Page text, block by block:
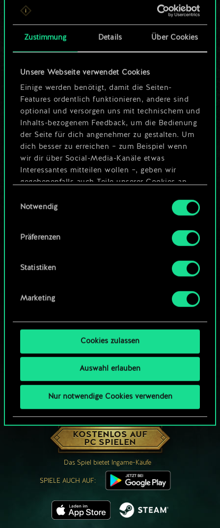
Zustimmung Details Über Cookies
Unsere Webseite verwendet Cookies
Einige werden benötigt, damit die Seiten-
Features ordentlich funktionieren, andere sind
optional und versorgen uns mit technischem und
Inhalts-bezogenem Feedback, um die Bedienung
der Seite für dich angenehmer zu gestalten. Um
dich besser zu erreichen – zum Beispiel wenn
wir dir über Social-Media-Kanäle etwas
Interessantes mitteilen wollen –, geben wir
gegebenenfalls auch Teile unserer Cookies an
Cookies erfordert allerdings deine Zustimmung.
Alle Details zu unserer Nutzung von Cookies
findest du unten im Menü „Einstellungen“, wo
um das Thema Cookies ändern kannst.
Notwendig
Präferenzen
Statistiken
Marketing
Cookies zulassen
Auswahl erlauben
Nur notwendige Cookies verwenden
ein geteilter Satz
Karten.
mehr sein kann!
Deck benennen und Leitfaden
Deck bearbeiten
WIE WÄR’S MIT EINER RUNDE GWENT?
KOSTENLOS AUF
PC SPIELEN
Das Spiel bietet Ingame-Käufe
SPIELE AUCH AUF: